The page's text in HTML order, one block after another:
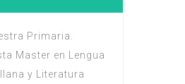
Primaria.
Master en Lengua
y Literatura